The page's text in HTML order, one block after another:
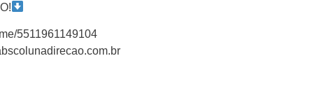
5511961149104